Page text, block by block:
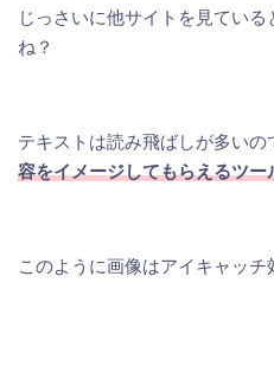
じっさいに他サイトを見てい
ね？
テキストは読み飛ばしが多いの
容をイメージしてもらえるツー
このように画像はアイキャッチ